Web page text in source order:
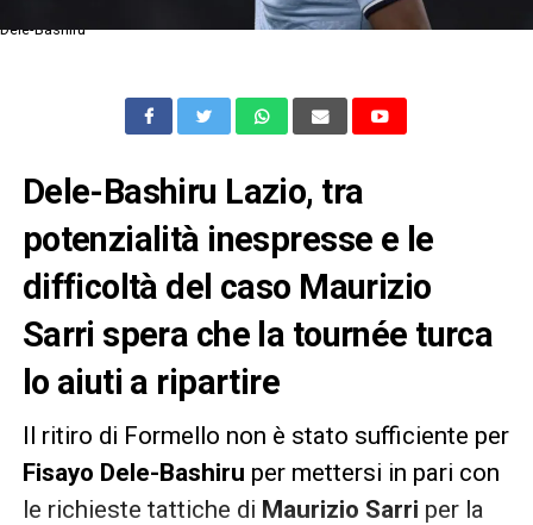
Dele-Bashiru
Dele-Bashiru Lazio, tra
potenzialità inespresse e le
difficoltà del caso Maurizio
Sarri spera che la tournée turca
lo aiuti a ripartire
Il ritiro di Formello non è stato sufficiente per
Fisayo Dele-Bashiru per mettersi in pari con
le richieste tattiche di Maurizio Sarri per la